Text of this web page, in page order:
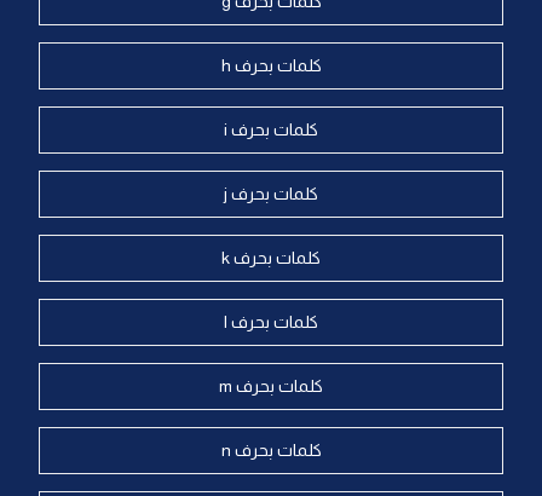
كلمات بحرف h
كلمات بحرف i
كلمات بحرف j
كلمات بحرف k
كلمات بحرف l
كلمات بحرف m
كلمات بحرف n